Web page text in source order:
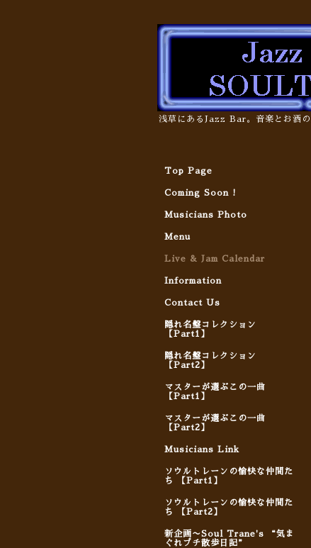
浅草にあるJazz Bar。音楽とお酒
Top Page
Coming Soon !
Musicians Photo
Menu
Live & Jam Calendar
Information
Contact Us
隠れ名盤コレクション
【Part1】
隠れ名盤コレクション
【Part2】
マスターが選ぶこの一曲
【Part1】
マスターが選ぶこの一曲
【Part2】
Musicians Link
ソウルトレーンの愉快な仲間た
ち 【Part1】
ソウルトレーンの愉快な仲間た
ち 【Part2】
新企画〜Soul Trane's “気ま
ぐれプチ散歩日記”